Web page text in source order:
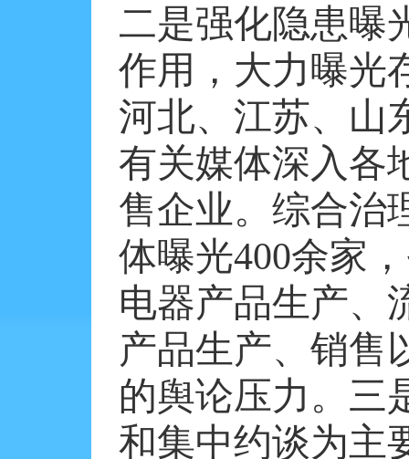
二是强化隐患曝
作用，大力曝光
河北、江苏、山
有关媒体深入各
售企业。综合治
体曝光400余家
电器产品生产、
产品生产、销售
的舆论压力。三
和集中约谈为主